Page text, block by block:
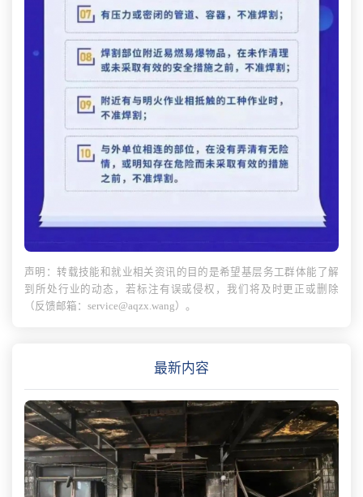
声明：转载技能和就业相关资讯的目的是希望基层务工群体能了解
到所处行业的动态，若标注有误或侵权，我们将及时更正或删除
（反馈邮箱：service@aqzx.wang）。
最新内容